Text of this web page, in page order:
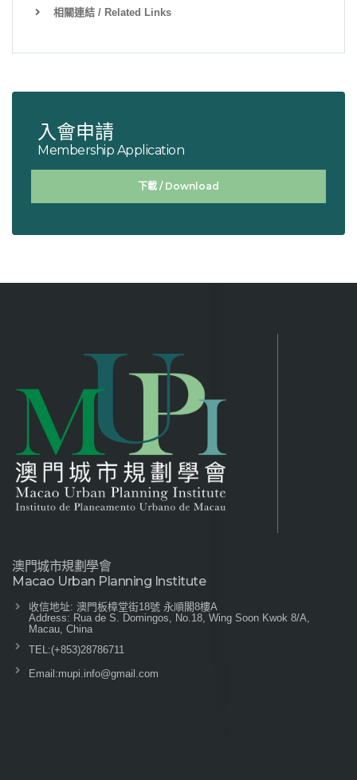
相關連結 / Related Links
入會申請
Membership Application
下載 / Download
澳門城市規劃學會
Macao Urban Planning Institute
收信地址: 澳門板樟堂街18號 永順閣8樓A
Address: Rua de S. Domingos, No.18, Wing Soon Kwok 8/A,
Macau, China
TEL:(+853)28786711
Email:mupi.info@gmail.com